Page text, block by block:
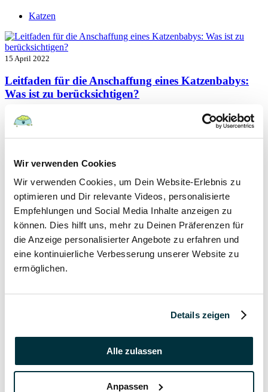
Wir verwenden Cookies
Wir verwenden Cookies, um Dein Website-Erlebnis zu
optimieren und Dir relevante Videos, personalisierte
Empfehlungen und Social Media Inhalte anzeigen zu
können. Dies hilft uns, mehr zu Deinen Präferenzen für
die Anzeige personalisierter Angebote zu erfahren und
eine kontinuierliche Verbesserung unserer Website zu
ermöglichen.
Details zeigen
Alle zulassen
Anpassen
Katzen
15 April 2022
Leitfaden für die Anschaffung eines Katzenbabys:
Was ist zu berücksichtigen?
Katzen
Hunde
Katzen
Tierkrankheiten
Katzenversicherung ohne Wartezeit
Katzen
Katzenversicherung mit Impfung
Katzen